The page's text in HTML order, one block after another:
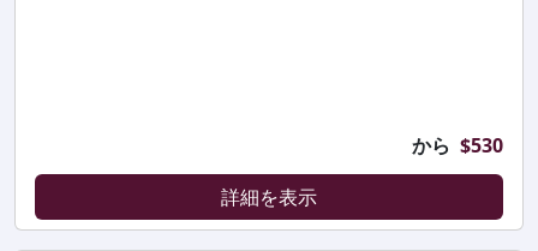
から $530
詳細を表示